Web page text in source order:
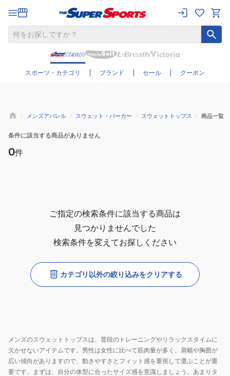
スポーツ・カテゴリ ブランド セール クーポン
さらに絞り込む
メンズアパレル スウェット・パーカー スウェットトップス 商品一覧
条件に該当する商品がありません
0件
ご指定の検索条件に該当する商品は
見つかりませんでした
検索条件を変えてお探しください
カテゴリ以外の絞り込みをクリアする
メンズのスウェットトップスは、普段のトレーニングやリラックスタイムに
欠かせないアイテムです。男性は女性に比べて筋肉量が多く、肩幅や胸囲が
広い傾向がありますので、動きやすさとフィット感を重視して選ぶことが重
要です。まずは、自分の体型に合ったサイズ感を意識しましょう。あまりタ